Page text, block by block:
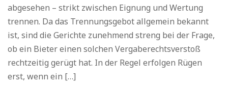
abgesehen – strikt zwischen Eignung und Wertung
trennen. Da das Trennungsgebot allgemein bekannt
ist, sind die Gerichte zunehmend streng bei der Frage,
ob ein Bieter einen solchen Vergaberechtsverstoß
rechtzeitig gerügt hat. In der Regel erfolgen Rügen
erst, wenn ein […]